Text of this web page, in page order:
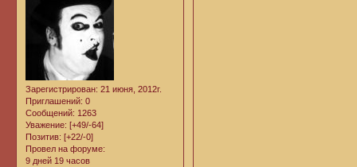
Зарегистрирован: 21 июня, 2012г.
Приглашений: 0
Сообщений: 1263
Уважение: [+49/-64]
Позитив: [+22/-0]
Провел на форуме:
9 дней 19 часов